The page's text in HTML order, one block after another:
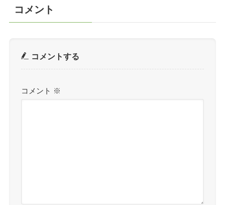
コメント
コメントする
コメント ※